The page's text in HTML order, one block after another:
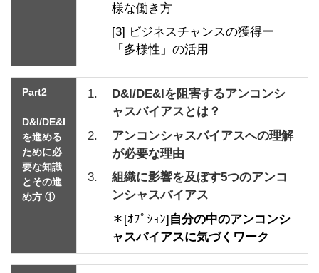
様な働き方
[3] ビジネスチャンスの獲得ー
「多様性」の活用
Part2
D&I/DE&I
を進める
ために必
要な知識
とその進
め方 ①
1.
D&I/DE&Iを阻害するアンコンシ
ャスバイアスとは？
2.
アンコンシャスバイアスへの理解
が必要な理由
3.
組織に影響を及ぼす5つのアンコ
ンシャスバイアス
＊ [ｵﾌﾟｼｮﾝ]自分の中のアンコンシ
ャスバイアスに気づくワーク